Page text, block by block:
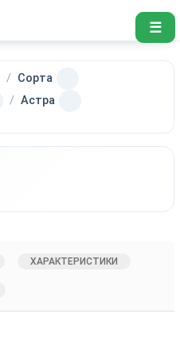
☰
Сорта
Астра
ХАРАКТЕРИСТИКИ